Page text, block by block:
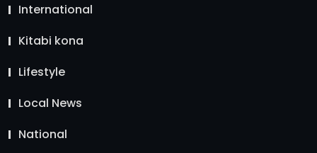
International
Kitabi kona
Lifestyle
Local News
National